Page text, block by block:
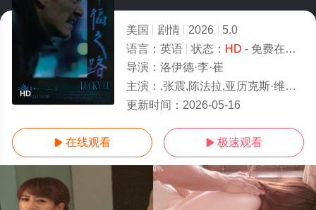
HD
美国 剧情 2026
5.0
语言： 英语 状态： HD - 免费在线播放
导演： 洛伊德·李·崔
主演： ,张震,陈法拉,亚历克斯·维多夫,杨佩里,莱斯·纳克里,萨拉·巴斯金,詹尼·鲁伊扎
更新时间： 2026-05-16
 在线观看  极速观看